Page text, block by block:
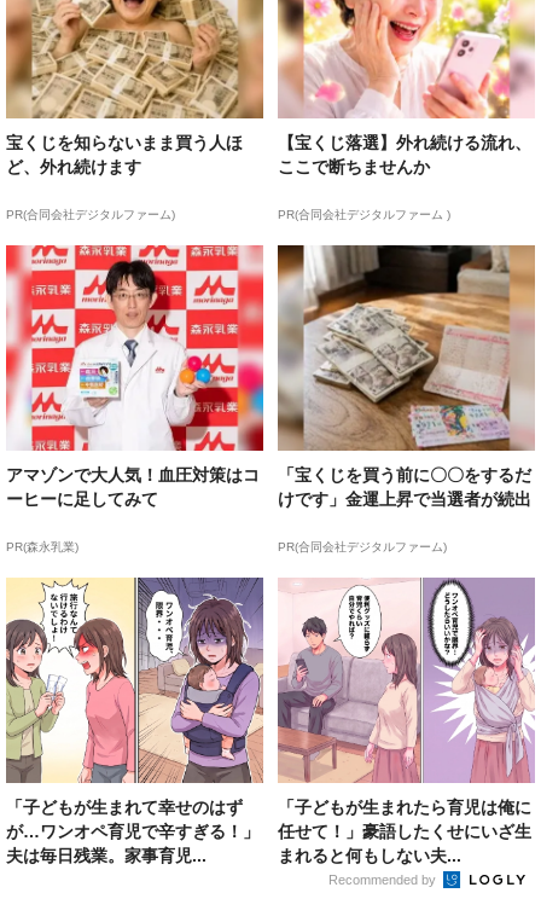
宝くじを知らないまま買う人ほ
ど、外れ続けます
PR(合同会社デジタルファーム)
【宝くじ落選】外れ続ける流れ、
ここで断ちませんか
PR(合同会社デジタルファーム )
アマゾンで大人気！血圧対策はコ
ーヒーに足してみて
PR(森永乳業)
「宝くじを買う前に〇〇をするだ
けです」金運上昇で当選者が続出
PR(合同会社デジタルファーム)
「子どもが生まれて幸せのはず
が…ワンオペ育児で辛すぎる！」
夫は毎日残業。家事育児...
「子どもが生まれたら育児は俺に
任せて！」豪語したくせにいざ生
まれると何もしない夫...
Recommended by